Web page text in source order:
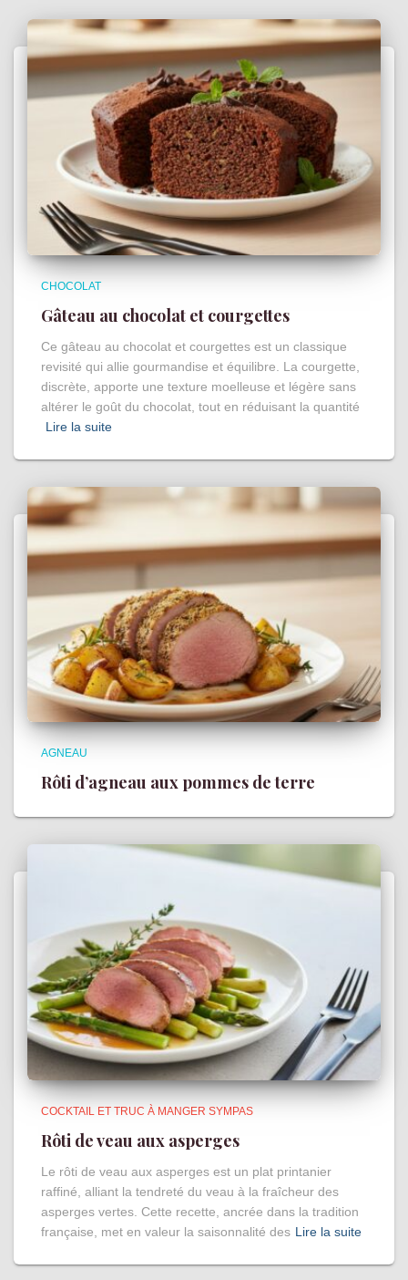
CHOCOLAT
Gâteau au chocolat et courgettes
Ce gâteau au chocolat et courgettes est un classique
revisité qui allie gourmandise et équilibre. La courgette,
discrète, apporte une texture moelleuse et légère sans
altérer le goût du chocolat, tout en réduisant la quantité
Lire la suite
AGNEAU
Rôti d’agneau aux pommes de terre
COCKTAIL ET TRUC À MANGER SYMPAS
Rôti de veau aux asperges
Le rôti de veau aux asperges est un plat printanier
raffiné, alliant la tendreté du veau à la fraîcheur des
asperges vertes. Cette recette, ancrée dans la tradition
française, met en valeur la saisonnalité des Lire la suite